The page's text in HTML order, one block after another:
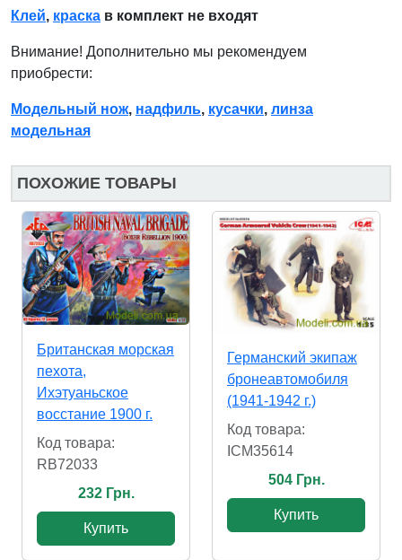
Клей, краска в комплект не входят
Внимание! Дополнительно мы рекомендуем
приобрести:
Модельный нож, надфиль, кусачки, линза
модельная
ПОХОЖИЕ ТОВАРЫ
Британская морская
пехота,
Ихэтуаньское
восстание 1900 г.
Код товара:
RB72033
232 Грн.
Купить
Германский экипаж
бронеавтомобиля
(1941-1942 г.)
Код товара:
ICM35614
504 Грн.
Купить